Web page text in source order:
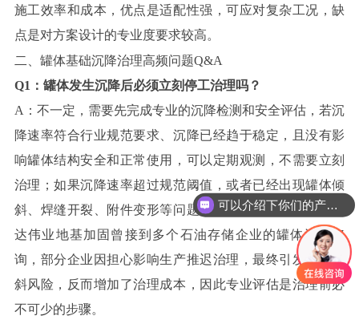
施工效率和成本，优点是适配性强，可应对复杂工况，缺
点是对方案设计的专业度要求较高。
二、罐体基础沉降治理高频问题Q&A
Q1：罐体发生沉降后必须立刻停工治理吗？
A：不一定，需要先完成专业的沉降检测和安全评估，若沉
降速率符合行业规范要求、沉降已经趋于稳定，且没有影
响罐体结构安全和正常使用，可以定期观测，不需要立刻
治理；如果沉降速率超过规范阈值，或者已经出现罐体倾
斜、焊缝开裂、附件变形等问题，必须及时安排治理。隆
达伟业地基加固曾接到多个石油存储企业的罐体沉降咨
询，部分企业因担心影响生产推迟治理，最终引发罐体倾
斜风险，反而增加了治理成本，因此专业评估是治理前必
不可少的步骤。
可以介绍下你们的产品么